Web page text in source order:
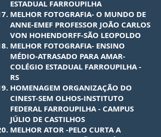
ESTADUAL FARROUPILHA
MELHOR FOTOGRAFIA- O MUNDO DE
ANNE-EMEF PROFESSOR JOÃO CARLOS
VON HOHENDORFF-SÃO LEOPOLDO
MELHOR FOTOGRAFIA- ENSINO
MÉDIO-ATRASADO PARA AMAR-
COLÉGIO ESTADUAL FARROUPILHA -
RS
HOMENAGEM ORGANIZAÇÃO DO
CINEST-SEM OLHOS-INSTITUTO
FEDERAL FARROUPILHA - CAMPUS
JÚLIO DE CASTILHOS
MELHOR ATOR -PELO CURTA A